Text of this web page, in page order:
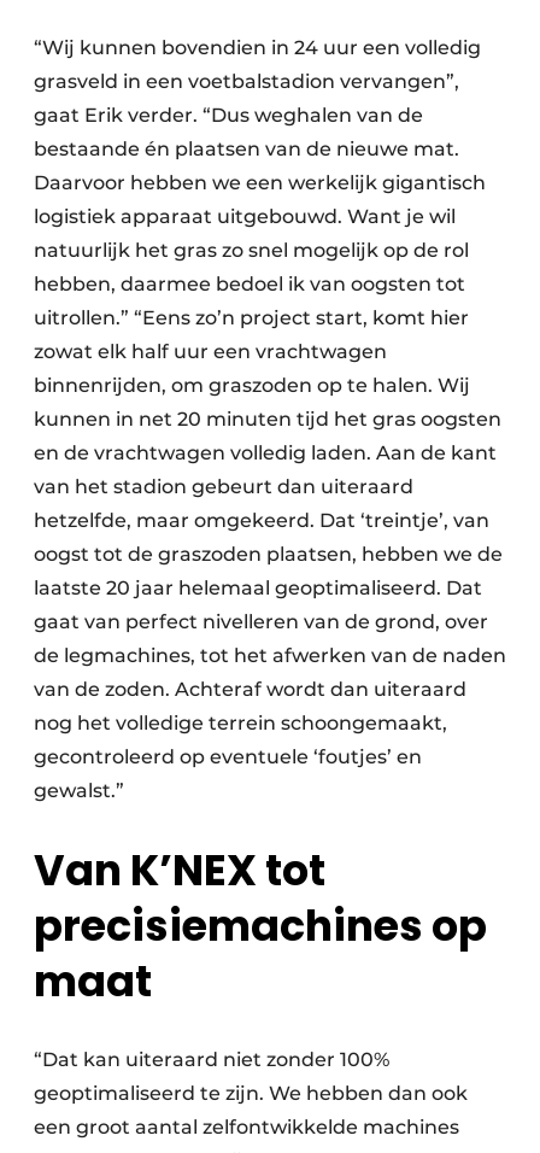
“Wij kunnen bovendien in 24 uur een volledig
grasveld in een voetbalstadion vervangen”,
gaat Erik verder. “Dus weghalen van de
bestaande én plaatsen van de nieuwe mat.
Daarvoor hebben we een werkelijk gigantisch
logistiek apparaat uitgebouwd. Want je wil
natuurlijk het gras zo snel mogelijk op de rol
hebben, daarmee bedoel ik van oogsten tot
uitrollen.” “Eens zo’n project start, komt hier
zowat elk half uur een vrachtwagen
binnenrijden, om graszoden op te halen. Wij
kunnen in net 20 minuten tijd het gras oogsten
en de vrachtwagen volledig laden. Aan de kant
van het stadion gebeurt dan uiteraard
hetzelfde, maar omgekeerd. Dat ‘treintje’, van
oogst tot de graszoden plaatsen, hebben we de
laatste 20 jaar helemaal geoptimaliseerd. Dat
gaat van perfect nivelleren van de grond, over
de legmachines, tot het afwerken van de naden
van de zoden. Achteraf wordt dan uiteraard
nog het volledige terrein schoongemaakt,
gecontroleerd op eventuele ‘foutjes’ en
gewalst.”
Van K’NEX tot
precisiemachines op
maat
“Dat kan uiteraard niet zonder 100%
geoptimaliseerd te zijn. We hebben dan ook
een groot aantal zelfontwikkelde machines